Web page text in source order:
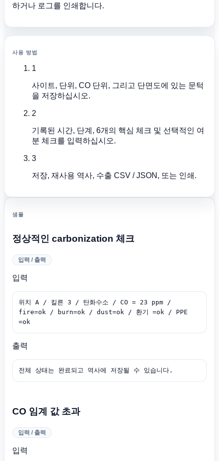
하거나 로그를 인쇄합니다.
사용 방법
1
사이트, 단위, CO 단위, 그리고 단면도에 있는 문턱
을 저장하십시오.
2
기록된 시간, 단계, 6개의 핵심 체크 및 선택적인 여
분 체크를 입력하십시오.
3
저장, 재사용 역사, 수출 CSV / JSON, 또는 인쇄.
샘플
정상적인 carbonization 체크
입력 / 출력
입력
위치 A / 킬른 3 / 탄화수소 / CO = 23 ppm /
fire=ok / burn=ok / dust=ok / 환기 =ok / PPE
=ok
출력
전체 상태는 완료되고 역사에 저장될 수 있습니다.
CO 임계 값 초과
입력 / 출력
입력